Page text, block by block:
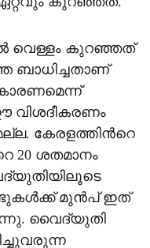
വെള്ളം കുറഞ്ഞത്
ബാധിച്ചതാണ്
കേരളത്തിന്‍റെ
ശതമാനം
മുൻപ് ഇത്
വൈദ്യുതി